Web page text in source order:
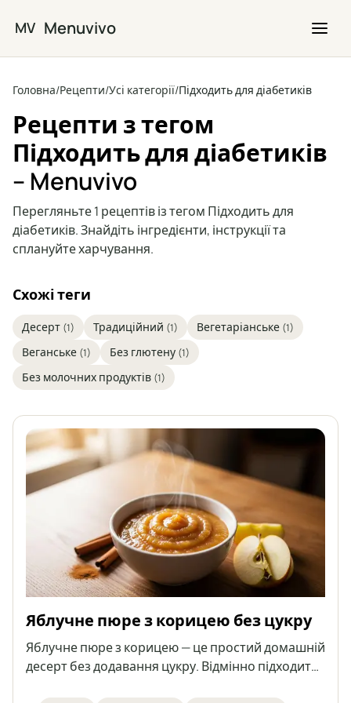
MV Menuvivo
Головна/Рецепти/Усі категорії/Підходить для діабетиків
Рецепти з тегом
Підходить для діабетиків
– Menuvivo
Перегляньте 1 рецептів із тегом Підходить для
діабетиків. Знайдіть інгредієнти, інструкції та
сплануйте харчування.
Схожі теги
Десерт (1) Традиційний (1) Вегетаріанське (1)
Веганське (1) Без глютену (1)
Без молочних продуктів (1)
Яблучне пюре з корицею без цукру
Яблучне пюре з корицею — це простий домашній
десерт без додавання цукру. Відмінно підходить